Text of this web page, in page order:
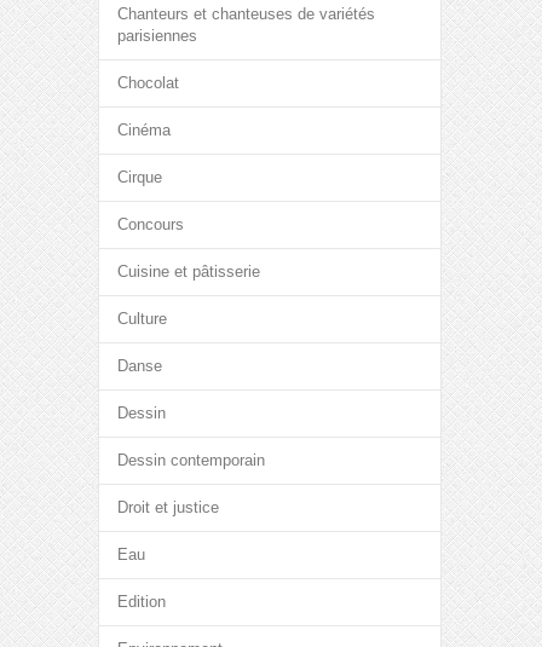
Chanteurs et chanteuses de variétés
parisiennes
Chocolat
Cinéma
Cirque
Concours
Cuisine et pâtisserie
Culture
Danse
Dessin
Dessin contemporain
Droit et justice
Eau
Edition